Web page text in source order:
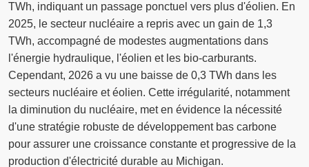
TWh, indiquant un passage ponctuel vers plus d'éolien. En
2025, le secteur nucléaire a repris avec un gain de 1,3
TWh, accompagné de modestes augmentations dans
l'énergie hydraulique, l'éolien et les bio-carburants.
Cependant, 2026 a vu une baisse de 0,3 TWh dans les
secteurs nucléaire et éolien. Cette irrégularité, notamment
la diminution du nucléaire, met en évidence la nécessité
d'une stratégie robuste de développement bas carbone
pour assurer une croissance constante et progressive de la
production d'électricité durable au Michigan.